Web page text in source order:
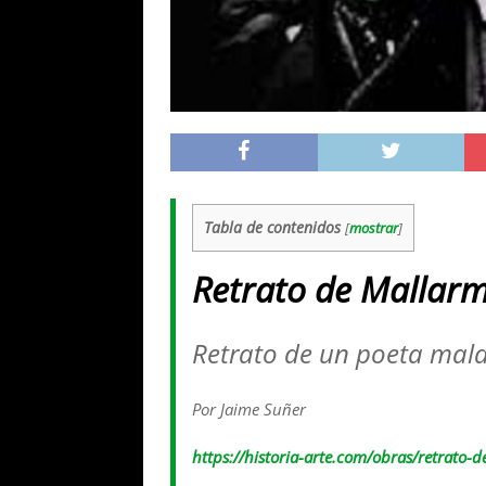
Tabla de contenidos [mostrar]
Retrato de
Retrato de un poeta
Por Jaime Suñer
https://historia-arte.com/obras/retrato-